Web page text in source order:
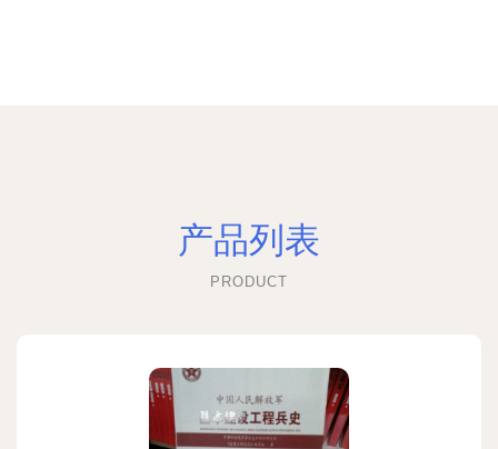
产品列表
PRODUCT